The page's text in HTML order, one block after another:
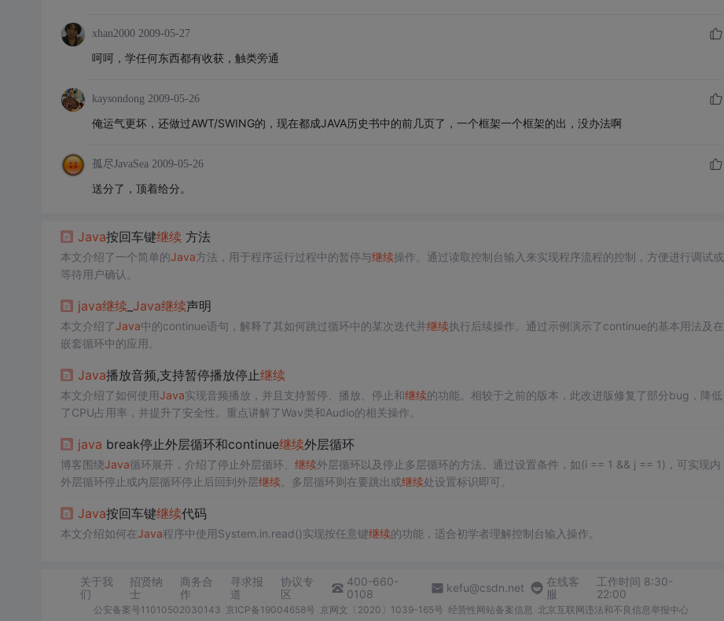
xhan2000 2009-05-27
呵呵，学任何东西都有收获，触类旁通
kaysondong 2009-05-26
俺运气更坏，还做过AWT/SWING的，现在都成JAVA历史书中的前几页了，一个框架一个框架的出，没办法啊
孤尽JavaSea 2009-05-26
送分了，顶着给分。
Java按回车键继续方法
本文介绍了一个简单的Java方法，用于程序运行过程中的暂停与继续操作。通过读取控制台输入来实现程序流程的控制，方便进行调试或
等待用户确认。
java继续_ Java继续声明
本文介绍了Java中的continue语句，解释了其如何跳过循环中的某次迭代并继续执行后续操作。通过示例演示了continue的基本用法及在
嵌套循环中的应用。
Java播放音频,支持暂停播放停止继续
本文介绍了如何使用Java实现音频播放，并且支持暂停、播放、停止和继续的功能。相较于之前的版本，此改进版修复了部分bug，降低
了CPU占用率，并提升了安全性。重点讲解了Wav类和Audio的相关操作。
java break停止外层循环和continue继续外层循环
博客围绕Java循环展开，介绍了停止外层循环、 继续外层循环以及停止多层循环的方法。通过设置条件，如(i == 1 && j == 1)，可实现内
外层循环停止或内层循环停止后回到外层继续。多层循环则在要跳出或继续处设置标识即可。
Java按回车键继续代码
本文介绍如何在Java程序中使用System.in.read()实现按任意键继续的功能，适合初学者理解控制台输入操作。
关于我
们
招贤纳
士
商务合
作
寻求报
道
协议专
区
400-660-
0108
kefu@csdn.net
在线客
服
工作时间 8:30-
22:00
公安备案号11010502030143 京ICP备19004658号 京网文〔2020〕1039-165号 经营性网站备案信息 北京互联网违法和不良信息举报中心